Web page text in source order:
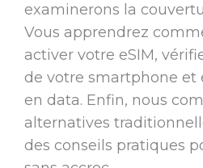
examinerons la
Vous apprendrez
activer votre eSIM,
de votre smartphone et
en data. Enfin, nous
alternatives
des conseils pratiques